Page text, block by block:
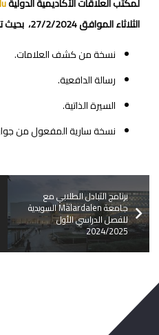
الثلاثاء الموافق 27/2/2024، بحيث تشمل:
نسخة من كشف العلامات.
رسالة الدافعية.
السيرة الذاتية.
نسخة سارية المفعول من
برنامج التبادل الطلابي مع
جامعة Mälardalen السويدية
للفصل الدراسي الأول
2024/2025